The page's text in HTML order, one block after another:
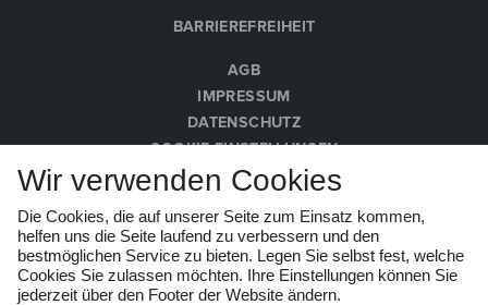
Wir verwenden Cookies
Die Cookies, die auf unserer Seite zum Einsatz kommen,
helfen uns die Seite laufend zu verbessern und den
bestmöglichen Service zu bieten. Legen Sie selbst fest, welche
Cookies Sie zulassen möchten. Ihre Einstellungen können Sie
jederzeit über den Footer der Website ändern.
BARRIEREFREIHEIT
© Wachau Kultur Melk 2026
AGB
IMPRESSUM
DATENSCHUTZ
COOKIE-EINSTELLUNGEN
HINWEISGEBER:INNEN